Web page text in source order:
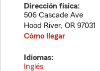
Dirección física:
506 Cascade Ave
Hood River, OR 97031
Cómo llegar
Idiomas:
Inglés